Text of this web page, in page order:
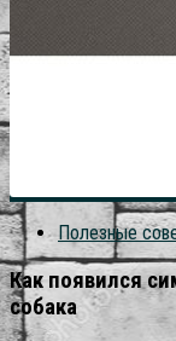
Полезные
Как появился
собака